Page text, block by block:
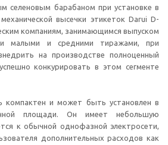
селеновым барабаном при установке в
высечки этикеток Darui D-
компаниям, занимающимся выпуском
малыми и средними тиражами, при
на производстве полноценный
конкурировать в этом сегменте
компактен и может быть установлен в
площади. Он имеет небольшую
к обычной однофазной электросети,
дополнительных расходов как